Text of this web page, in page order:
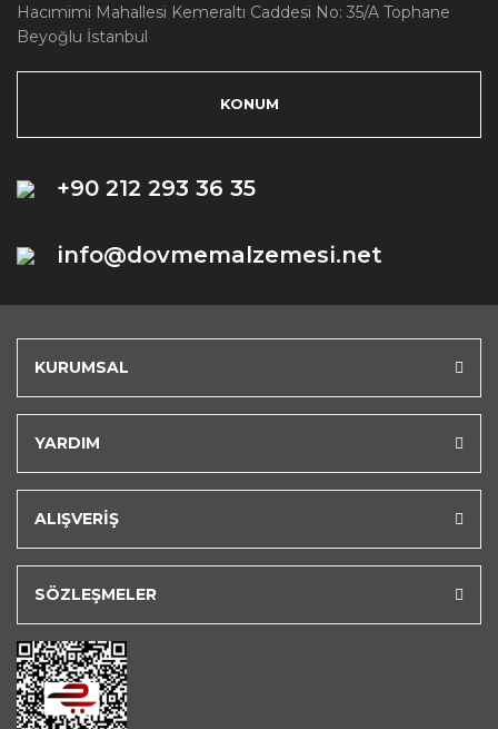
Hacımimi Mahallesi Kemeraltı Caddesi No: 35/A Tophane
Beyoğlu İstanbul
KONUM
+90 212 293 36 35
info@dovmemalzemesi.net
KURUMSAL
YARDIM
ALIŞVERİŞ
SÖZLEŞMELER